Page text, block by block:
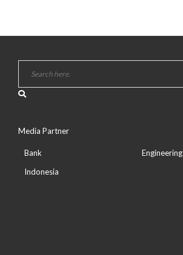
Media Partner
Bank
Indonesia
Engineering